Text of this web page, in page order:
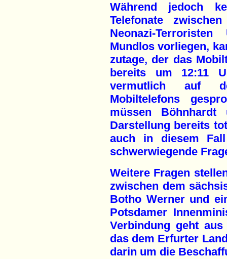
Während jedoch
Telefonate
Neonazi-
Mundlos vorliegen,
zutage, der das
bereits um 12:11
vermutlich auf
Mobiltelefons
müssen
Darstellung bereits
auch in diesem
schwerwiegende
Weitere Fragen
zwischen dem
Botho Werner und
Potsdamer
Verbindung geht
das dem Erfurter
darin um die